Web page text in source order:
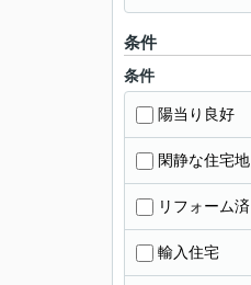
条件
条件
陽当り良好
閑静な住宅地
リフォーム済
輸入住宅